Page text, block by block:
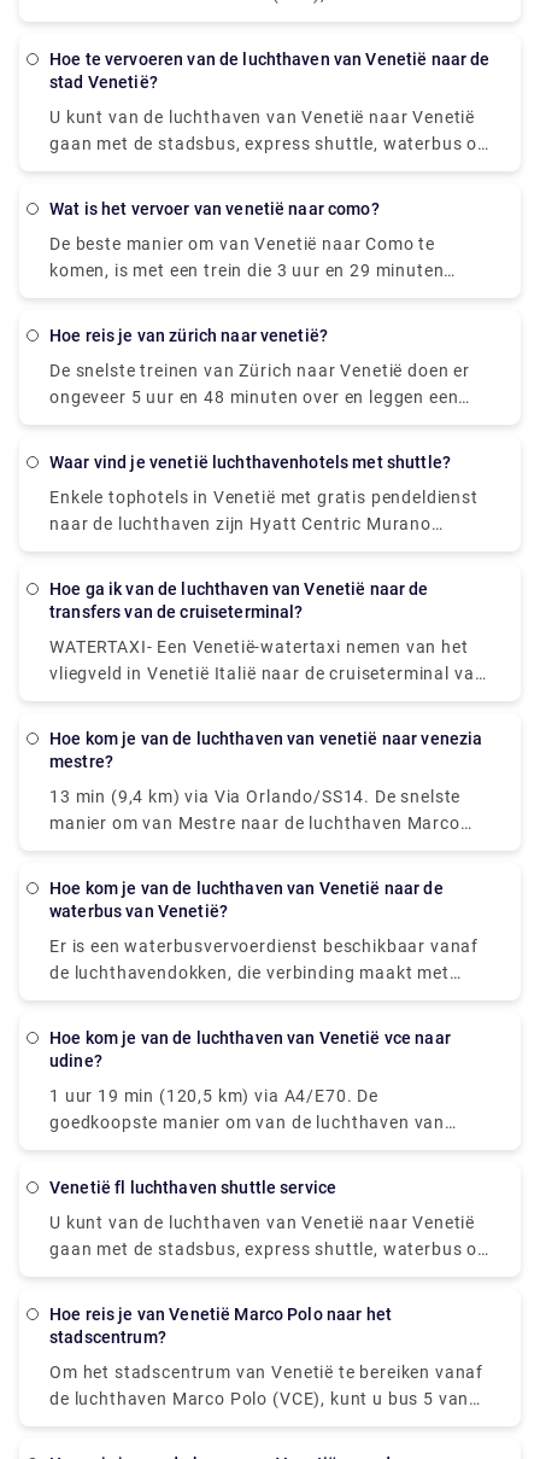
Actv nemen. De bus stopt bij de Piazzale Roma-
vertrekken van maandag tot en met zaterdag elke
20 minuten.
hoe te vervoeren van de luchthaven van Venetië naar de
stad Venetië?
U kunt van de luchthaven van Venetië naar Venetië
gaan met de stadsbus, express shuttle, waterbus of
taxi. U kunt ook een auto huren zonder chauffeur.
20 minuten bereiken, en u moet EUR 7 betalen voor
een dergelijke reis.
wat is het vervoer van venetië naar como?
De beste manier om van Venetië naar Como te
komen, is met een trein die 3 uur en 29 minuten
duurt en € 65 - € 160 kost. Als alternatief kunt u de
minuten duurt, u kunt ook vliegen, wat € 24 - € 180
kost en 6 uur en 10 minuten duurt.
hoe reis je van zürich naar venetië?
De snelste treinen van Zürich naar Venetië doen er
ongeveer 5 uur en 48 minuten over en leggen een
afstand van ongeveer 361 kilometer af. Op
om 06:09 uur. Het laatste vertrek is meestal rond
20:40 uur.
waar vind je venetië luchthavenhotels met shuttle?
Enkele tophotels in Venetië met gratis pendeldienst
naar de luchthaven zijn Hyatt Centric Murano
Venice, Annia Park Hotel Venice Airport, Guest
East, een IHG-hotel.
hoe ga ik van de luchthaven van Venetië naar de
transfers van de cruiseterminal?
WATERTAXI- Een Venetië-watertaxi nemen van het
vliegveld in Venetië Italië naar de cruiseterminal van
Venetië is de duurste manier om naar de haven van
van Venetië" zijn en dat u meer dan € 90 kunt
Stazione Marittima.
hoe kom je van de luchthaven van venetië naar venezia
mestre?
13 min (9,4 km) via Via Orlando/SS14. De snelste
manier om van Mestre naar de luchthaven Marco
Polo in Venetië te komen, is met de taxi, die € 9 - €
bus tussen Mestre en Venetië Marco Polo Airport?
Mestre c.so Del Popolo en aankomt op de
luchthaven Venetië Marco Polo.
hoe kom je van de luchthaven van Venetië naar de
waterbus van Venetië?
Er is een waterbusvervoerdienst beschikbaar vanaf
de luchthavendokken, die verbinding maakt met
Venetië en de belangrijkste Venetiaanse eilanden
lichtblauwe bewegwijzering voor "Watervervoer" en
de Moving Walkway, een verhoogd voetpad met
transportbanden, die je naar het dok leiden. In
Marco, Rialto, Fondamenta Nuove en Guglie.
Venetiaanse eilanden: bij de waterbushalte
Alilaguna van Murano, Burano, Lido. Het vervoer per
waterbus wordt verzorgd door Alilaguna.
hoe kom je van de luchthaven van Venetië vce naar
udine?
1 uur 19 min (120,5 km) via A4/E70. De
goedkoopste manier om van de luchthaven van
Venetië (VCE) naar Udine te komen, is met de bus,
Venetië fl luchthaven shuttle service
U kunt van de luchthaven van Venetië naar Venetië
gaan met de stadsbus, express shuttle, waterbus of
taxi. U kunt ook een auto huren zonder chauffeur.
bustarief is EUR 8. De shuttle zal de bestemming in
een dergelijke reis.
hoe reis je van Venetië Marco Polo naar het
stadscentrum?
Om het stadscentrum van Venetië te bereiken vanaf
de luchthaven Marco Polo (VCE), kunt u bus 5 van
Actv nemen. De bus stopt bij de Piazzale Roma-